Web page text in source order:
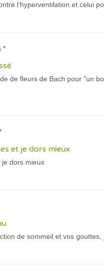
l’hyperventilation et celui
*
de fleurs de Bach pour "un
et je dors mieux
dors mieux
de sommeil et vos